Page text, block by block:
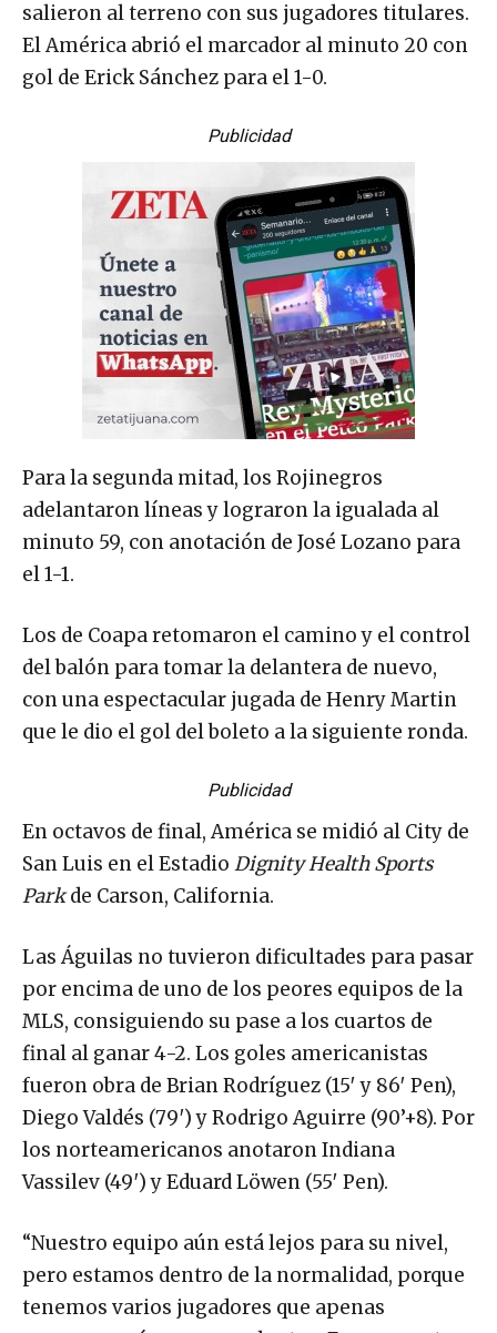
salieron al terreno con sus jugadores titulares.
El América abrió el marcador al minuto 20 con
gol de Erick Sánchez para el 1-0.
Publicidad
Para la segunda mitad, los Rojinegros
adelantaron líneas y lograron la igualada al
minuto 59, con anotación de José Lozano para
el 1-1.
Los de Coapa retomaron el camino y el control
del balón para tomar la delantera de nuevo,
con una espectacular jugada de Henry Martin
que le dio el gol del boleto a la siguiente ronda.
Publicidad
En octavos de final, América se midió al City de
San Luis en el Estadio Dignity Health Sports
Parkde Carson, California.
Las Águilas no tuvieron dificultades para pasar
por encima de uno de los peores equipos de la
MLS, consiguiendo su pase a los cuartos de
final al ganar 4-2. Los goles americanistas
fueron obra de Brian Rodríguez (15′ y 86′ Pen),
Diego Valdés (79′) y Rodrigo Aguirre (90’+8). Por
los norteamericanos anotaron Indiana
Vassilev (49′) y Eduard Löwen (55′ Pen).
“Nuestro equipo aún está lejos para su nivel,
pero estamos dentro de la normalidad, porque
tenemos varios jugadores que apenas